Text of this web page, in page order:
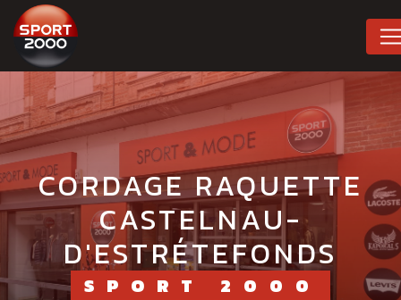
CORDAGE RAQUETTE
CASTELNAU-
D'ESTRÉTEFONDS
SPORT 2000
Panneau de gestion des cookies